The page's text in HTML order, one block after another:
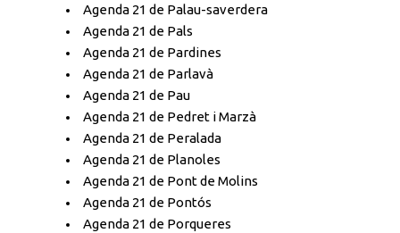
Agenda 21 de Palau-saverdera
Agenda 21 de Pals
Agenda 21 de Pardines
Agenda 21 de Parlavà
Agenda 21 de Pau
Agenda 21 de Pedret i Marzà
Agenda 21 de Peralada
Agenda 21 de Planoles
Agenda 21 de Pont de Molins
Agenda 21 de Pontós
Agenda 21 de Porqueres